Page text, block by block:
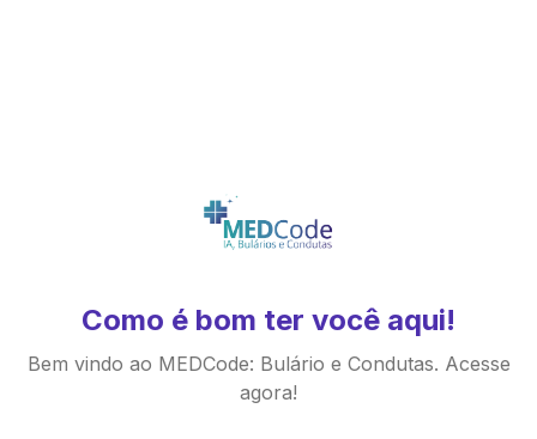
Como é bom ter você aqui!
Bem vindo ao MEDCode: Bulário e Condutas. Acesse
agora!